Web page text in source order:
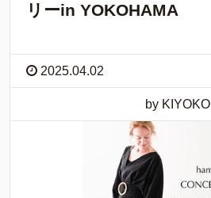
リーin YOKOHAMA
2025.04.02
by KIYOKO